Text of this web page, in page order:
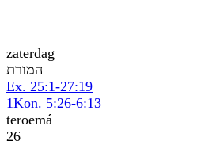
zaterdag
תרומה
Ex. 25:1-27:19
1Kon. 5:26-6:13
teroemá
26